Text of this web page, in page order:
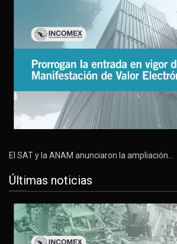
El SAT y la ANAM anunciaron la ampliación…
Últimas noticias